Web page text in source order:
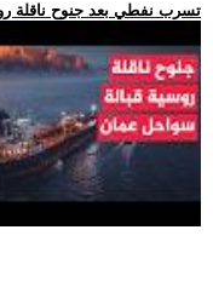
.. تسرب نفطي بعد جنوح ناقلة